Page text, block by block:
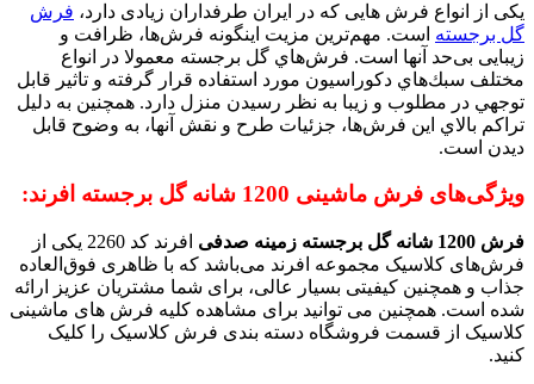
یکی از انواع فرش هایی که در ایران طرفداران زیادی دارد، فرش
گل برجسته است. مهم‌ترین مزیت اینگونه فرش‌ها، ظرافت و
زیبایی بی‌حد آنها است. فرش‌هاي گل برجسته معمولا در انواع
مختلف سبك‌هاي دكوراسيون مورد استفاده قرار گرفته و تاثير قابل
توجهي در مطلوب و زيبا به نظر رسيدن منزل دارد. همچنين به دليل
تراكم بالاي اين فرش‌ها، جزئيات طرح و نقش آنها، به وضوح قابل
ديدن است.
ویژگی‌های فرش ماشینی 1200 شانه گل برجسته افرند:
فرش 1200 شانه گل برجسته زمینه صدفی
افرند کد 2260 یکی از
فرش‌های کلاسیک مجموعه افرند می‌باشد که با ظاهری فوق‌العاده
جذاب و همچنین کیفیتی بسیار عالی، برای شما مشتریان عزیز ارائه
شده است. همچنین می توانید برای مشاهده کلیه فرش های ماشینی
کلاسیک از قسمت فروشگاه دسته بندی فرش کلاسیک را کلیک
کنید.